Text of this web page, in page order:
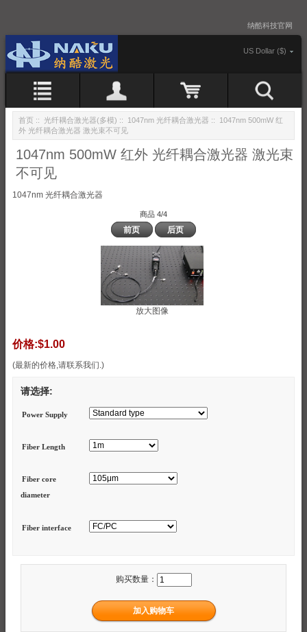
纳酷科技官网
US Dollar ($)
首页 :: 光纤耦合激光器(多模) :: 1047nm 光纤耦合激光器 :: 1047nm 500mW 红
外 光纤耦合激光器 激光束不可见
1047nm 500mW 红外 光纤耦合激光器 激光束
不可见
1047nm 光纤耦合激光器
商品 4/4
前页 后页
放大图像
价格:$1.00
(最新的价格,请联系我们.)
请选择:
Power Supply
Fiber Length
Fiber core
diameter
Fiber interface
购买数量：